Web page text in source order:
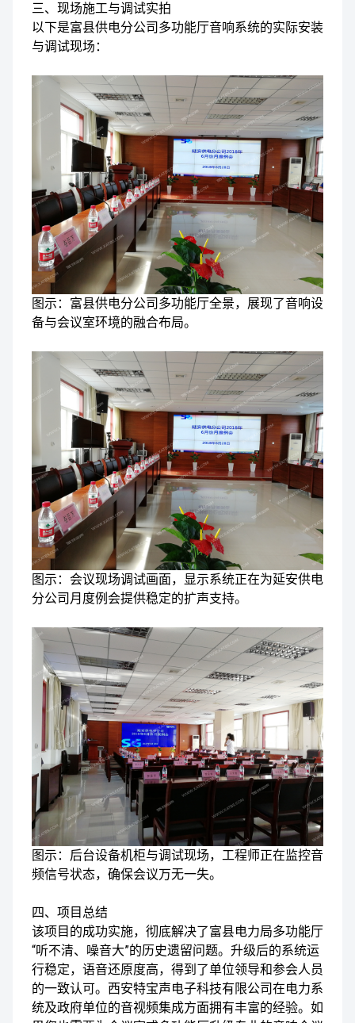
三、现场施工与调试实拍
以下是富县供电分公司多功能厅音响系统的实际安装
与调试现场：
图示：富县供电分公司多功能厅全景，展现了音响设
备与会议室环境的融合布局。
图示：会议现场调试画面，显示系统正在为延安供电
分公司月度例会提供稳定的扩声支持。
图示：后台设备机柜与调试现场，工程师正在监控音
频信号状态，确保会议万无一失。
四、项目总结
该项目的成功实施，彻底解决了富县电力局多功能厅
“听不清、噪音大”的历史遗留问题。升级后的系统运
行稳定，语音还原度高，得到了单位领导和参会人员
的一致认可。西安特宝声电子科技有限公司在电力系
统及政府单位的音视频集成方面拥有丰富的经验。如